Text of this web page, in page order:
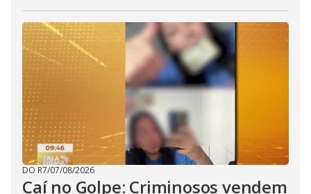
DO R7/07/08/2026
Caí no Golpe: Criminosos vendem